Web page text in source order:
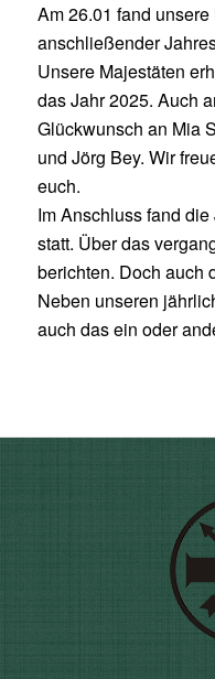
Am 26.01 fand
anschließender
Unsere Majestäten
das Jahr 2025. Auch
Glückwunsch an Mia
und Jörg Bey. Wir
euch.
Im Anschluss fand
statt. Über das
berichten. Doch auch
Neben unseren
auch das ein oder